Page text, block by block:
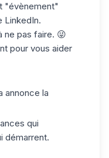
"évènement"
LinkedIn.
ne pas faire. 😜
pour vous aider
annonce la
qui
démarrent.